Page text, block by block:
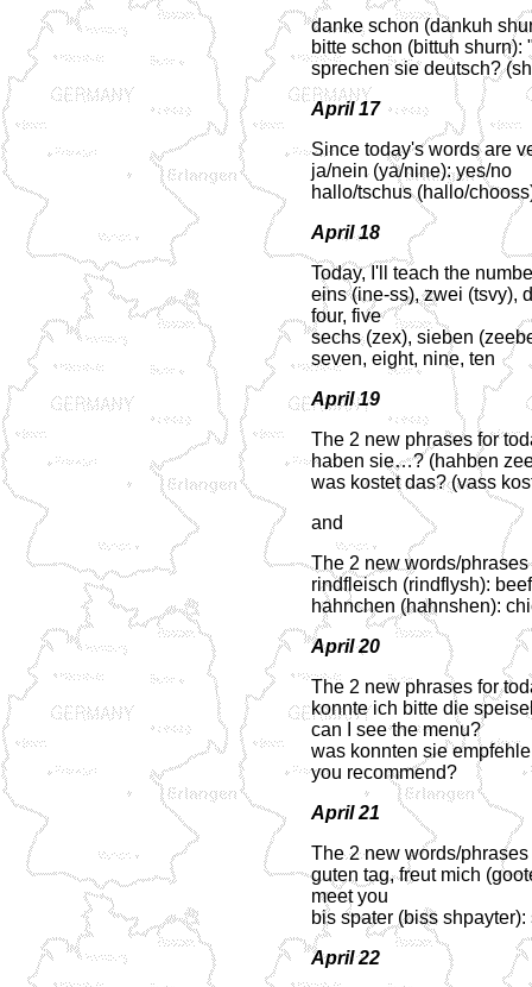
danke schon (dankuh
bitte schon (bittuh shurn):
sprechen sie deutsch?
April 17
Since today's words are
ja/nein (ya/nine): yes/no
hallo/tschus (hallo/
April 18
Today, I'll teach the
eins (ine-ss), zwei (tsvy),
four, five
sechs (zex), sieben
seven, eight, nine, ten
April 19
The 2 new phrases for
haben sie…? (hahben
was kostet das? (vass
and
The 2 new words/
rindfleisch (rindflysh): beef
hahnchen (hahnshen):
April 20
The 2 new phrases for
konnte ich bitte die
can I see the menu?
was konnten sie
you recommend?
April 21
The 2 new words/
guten tag, freut mich
meet you
bis spater (biss
April 22